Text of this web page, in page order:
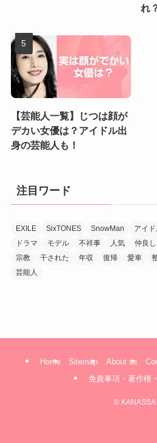
れ
【芸能人一覧】じつは顔が
デカい女優は？アイドル出
身の芸能人も！
注目ワード
EXILE SixTONES SnowMan アイ
ドラマ
モデル 不祥事 人気 仲良し
宗教
干された 年収 復帰 愛車
芸能人
Home Sitemap About us
免責事項・著作権
© KANASSA.